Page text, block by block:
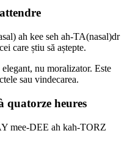
ah kee seh ah-TA(nasal)dr
care știu să aștepte.
nu moralizator. Este
sau vindecarea.
quatorze heures
mee-DEE ah kah-TORZ